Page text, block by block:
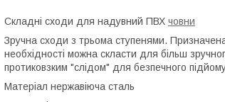
Складні сходи для надувний ПВХ човни
Зручна сходи з трьома ступенями.
необхідності можна скласти для більш
протиковзким "слідом" для безпечного
Матеріал нержавіюча сталь